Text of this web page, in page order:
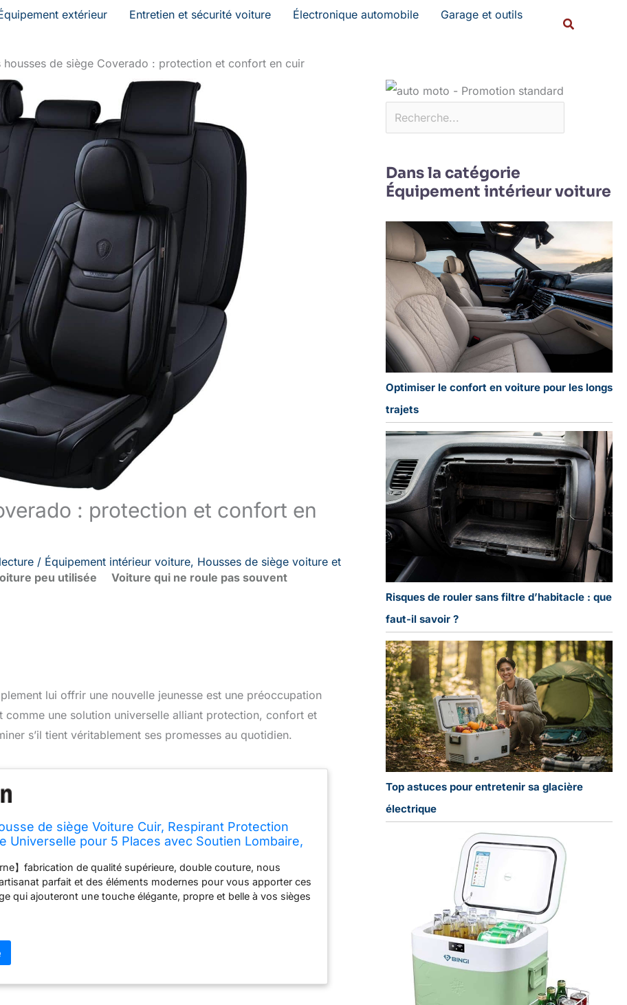
extérieur Entretien et sécurité voiture Électronique automobile
Garage et outils
housses de siège Coverado : protection et confort en cuir
: protection et confort en
/ Équipement intérieur voiture, Housses de siège voiture et
peu utilisée Voiture qui ne roule pas souvent
lui offrir une nouvelle jeunesse est une préoccupation
une solution universelle alliant protection, confort et
s’il tient véritablement ses promesses au quotidien.
de siège Voiture Cuir, Respirant Protection
Universelle pour 5 Places avec Soutien Lombaire,
】fabrication de qualité supérieure, double couture, nous
parfait et des éléments modernes pour vous apporter ces
qui ajouteront une touche élégante, propre et belle à vos sièges
pour rester respirant, doux et doux au toucher, offrant un
pour votre conduite. 【SUPPORT LOMBAIRE】La
support dorsal de voiture de conception ergonomique sur la
la housse de siège s'adapte à votre courbe arrière complète,
le soutien qui lui manque. Il soulage efficacement la fatigue
Rechercher
Dans la catégorie
Équipement intérieur voiture
Optimiser le confort en voiture pour les longs
trajets
Risques de rouler sans filtre d’habitacle : que
faut-il savoir ?
Top astuces pour entretenir sa glacière
électrique